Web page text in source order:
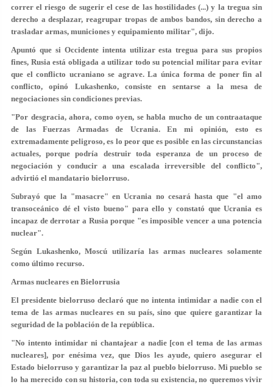
correr el riesgo de sugerir el cese de las hostilidades (...) y la tregua sin
derecho a desplazar, reagrupar tropas de ambos bandos, sin derecho a
trasladar armas, municiones y equipamiento militar", dijo.
Apuntó que si Occidente intenta utilizar esta tregua para sus propios
fines, Rusia está obligada a utilizar todo su potencial militar para evitar
que el conflicto ucraniano se agrave. La única forma de poner fin al
conflicto, opinó Lukashenko, consiste en sentarse a la mesa de
negociaciones sin condiciones previas.
"Por desgracia, ahora, como oyen, se habla mucho de un contraataque
de las Fuerzas Armadas de Ucrania. En mi opinión, esto es
extremadamente peligroso, es lo peor que es posible en las circunstancias
actuales, porque podría destruir toda esperanza de un proceso de
negociación y conducir a una escalada irreversible del conflicto",
advirtió el mandatario bielorruso.
Subrayó que la "masacre" en Ucrania no cesará hasta que "el amo
transoceánico dé el visto bueno" para ello y constató que Ucrania es
incapaz de derrotar a Rusia porque "es imposible vencer a una potencia
nuclear".
Según Lukashenko, Moscú utilizaría las armas nucleares solamente
como último recurso.
Armas nucleares en Bielorrusia
El presidente bielorruso declaró que no intenta intimidar a nadie con el
tema de las armas nucleares en su país, sino que quiere garantizar la
seguridad de la población de la república.
"No intento intimidar ni chantajear a nadie [con el tema de las armas
nucleares], por enésima vez, que Dios les ayude, quiero asegurar el
Estado bielorruso y garantizar la paz al pueblo bielorruso. Mi pueblo se
lo ha merecido con su historia, con toda su existencia, no queremos vivir